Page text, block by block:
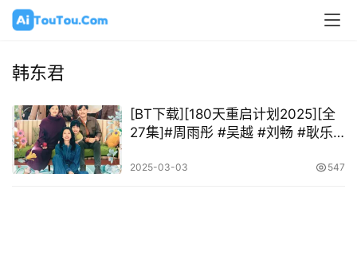
韩东君
[BT下载][180天重启计划2025][全
27集]#周雨彤 #吴越 #刘畅 #耿乐
李艾
2025-03-03 547